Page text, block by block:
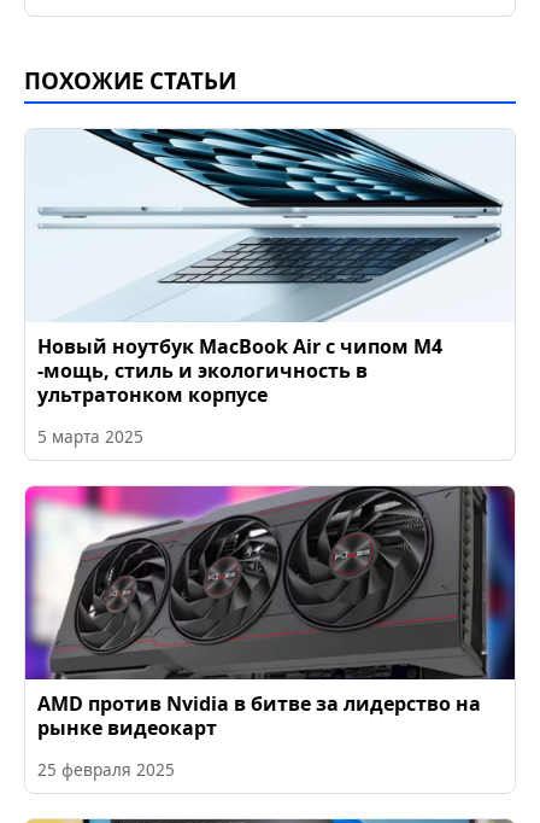
ПОХОЖИЕ СТАТЬИ
Новый ноутбук MacBook Air с чипом M4
-мощь, стиль и экологичность в
ультратонком корпусе
5 марта 2025
AMD против Nvidia в битве за лидерство на
рынке видеокарт
25 февраля 2025